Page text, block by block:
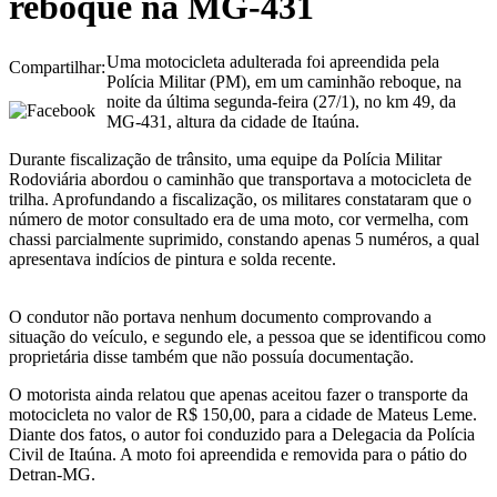
Compartilhar:Uma motocicleta adulterada foi apreendida pela
Polícia Militar (PM), em um caminhão reboque, na
noite da última segunda-feira (27/1), no km 49, da
MG-431, altura da cidade de Itaúna.
Durante fiscalização de trânsito, uma equipe da Polícia Militar
Rodoviária abordou o caminhão que transportava a motocicleta de
trilha. Aprofundando a fiscalização, os militares constataram que o
número de motor consultado era de uma moto, cor vermelha, com
chassi parcialmente suprimido, constando apenas 5 numéros, a qual
apresentava indícios de pintura e solda recente.
O condutor não portava nenhum documento comprovando a
situação do veículo, e segundo ele, a pessoa que se identificou como
proprietária disse também que não possuía documentação.
O motorista ainda relatou que apenas aceitou fazer o transporte da
motocicleta no valor de R$ 150,00, para a cidade de Mateus Leme.
Diante dos fatos, o autor foi conduzido para a Delegacia da Polícia
Civil de Itaúna. A moto foi apreendida e removida para o pátio do
Detran-MG.